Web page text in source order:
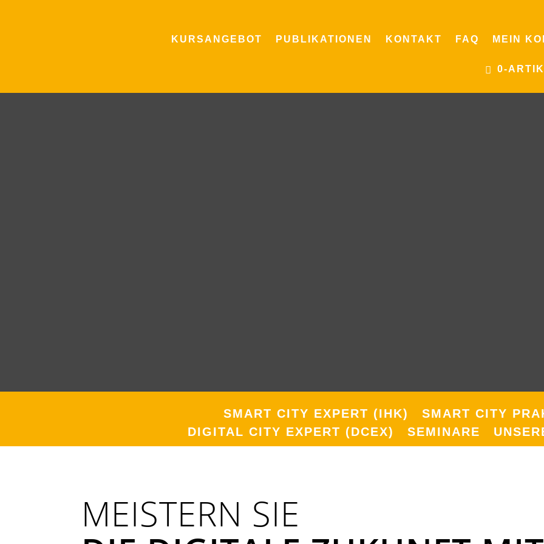
KURSANGEBOT PUBLIKATIONEN KONTAKT FAQ MEIN
0-
SMART CITY EXPERT (IHK)
SMART CITY
DIGITAL CITY EXPERT (DCEX)
SEMINARE
MEISTERN SIE